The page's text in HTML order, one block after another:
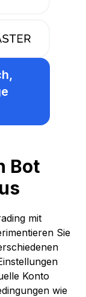
Bot
mit
Sie
Konto
wie